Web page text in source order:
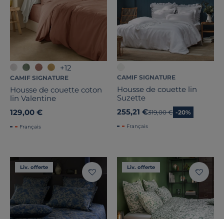
+12
CAMIF SIGNATURE
Housse de couette coton
lin Valentine
129,00 €
Français
CAMIF SIGNATURE
Housse de couette lin
Suzette
255,21 €Ancien prix
319,00 € -20%
Français
Liv. offerte Liv. offerte